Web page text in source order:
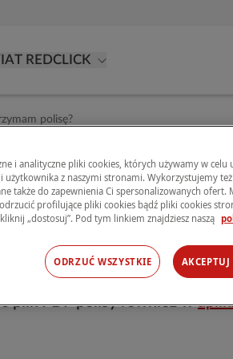
REDCLICK
polisę?
Redclick po
zawierania umowy lub,
realizacji płatności.
plik PDF polisy również w
i analityczne pliki cookies, których używamy w celu
użytkownika z naszymi stronami. Wykorzystujemy
także do zapewnienia Ci spersonalizowanych ofert.
profilujące pliki cookies bądź pliki cookies
„dostosuj”. Pod tym linkiem znajdziesz naszą
ODRZUĆ WSZYSTKIE AKCEPTUJ